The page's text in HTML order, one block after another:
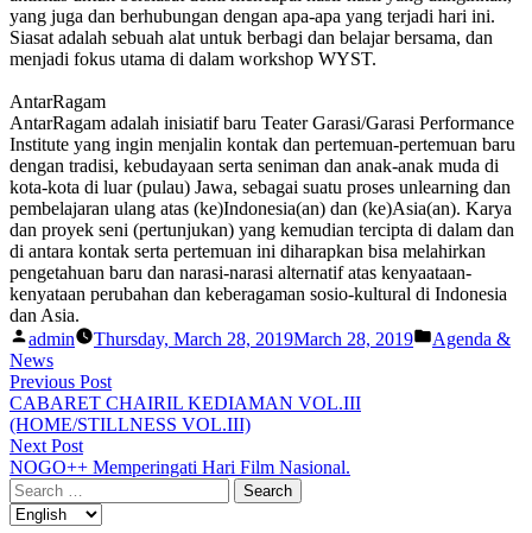
yang juga dan berhubungan dengan apa-apa yang terjadi hari ini.
Siasat adalah sebuah alat untuk berbagi dan belajar bersama, dan
menjadi fokus utama di dalam workshop WYST.
AntarRagam
AntarRagam adalah inisiatif baru Teater Garasi/Garasi Performance
Institute yang ingin menjalin kontak dan pertemuan-pertemuan baru
dengan tradisi, kebudayaan serta seniman dan anak-anak muda di
kota-kota di luar (pulau) Jawa, sebagai suatu proses unlearning dan
pembelajaran ulang atas (ke)Indonesia(an) dan (ke)Asia(an). Karya
dan proyek seni (pertunjukan) yang kemudian tercipta di dalam dan
di antara kontak serta pertemuan ini diharapkan bisa melahirkan
pengetahuan baru dan narasi-narasi alternatif atas kenyaataan-
kenyataan perubahan dan keberagaman sosio-kultural di Indonesia
dan Asia.
Posted
by
admin Thursday, March 28, 2019March 28, 2019
Posted
Agenda &
News
Post
navigation
Previous PostPrevious
post:
CABARET CHAIRIL KEDIAMAN VOL.III
(HOME/STILLNESS VOL.III)
Next PostNext
post:
NOGO++ Memperingati Hari Film Nasional.
Search
for: